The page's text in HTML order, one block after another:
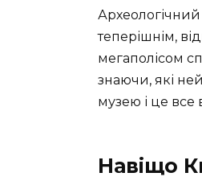
теперішнім,
мегаполісом
знаючи, які
музею і це все
Навіщо